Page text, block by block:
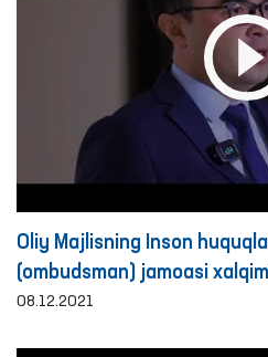
Oliy Majlisning Inson
(ombudsman) jamoasi
Respublikasi
08.12.2021